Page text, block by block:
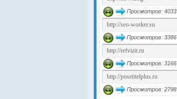
Просмотров: 4033
Просмотров: 3386
Просмотров: 3166
Просмотров: 2798